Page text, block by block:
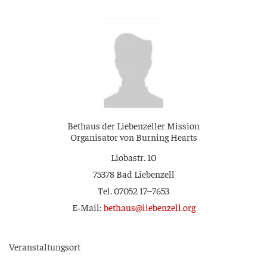
Bet­haus der Lie­ben­zel­ler Mission
Orga­ni­sa­tor von Bur­ning Hearts
Lio­bastr. 10
75378 Bad Liebenzell
Tel. 07052 17–7653
E‑Mail:bethaus@liebenzell.org
Ver­an­stal­tungs­ort